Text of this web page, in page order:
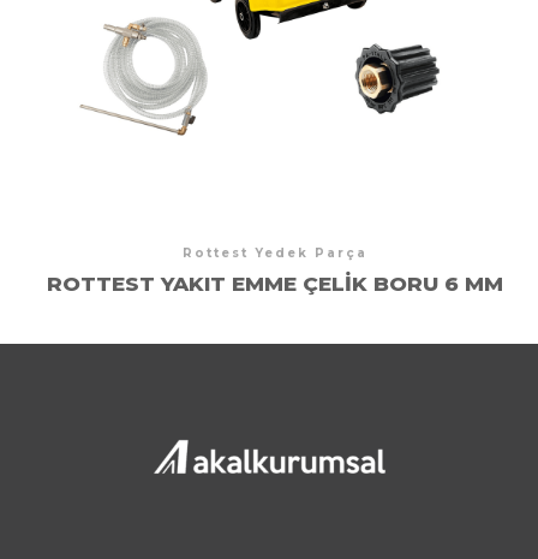
Rottest Yedek Parça
ROTTEST YAKIT EMME ÇELIK BORU 6 MM